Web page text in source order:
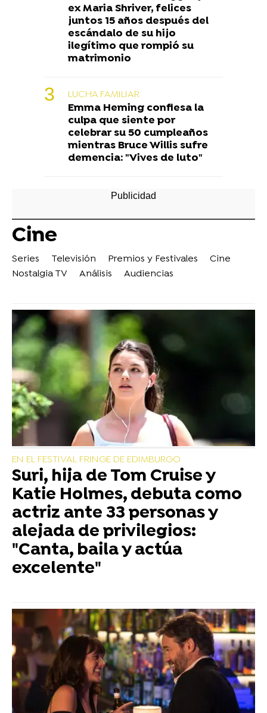
ex Maria Shriver, felices
juntos 15 años después del
escándalo de su hijo
ilegítimo que rompió su
matrimonio
LUCHA FAMILIAR
Emma Heming confiesa la
culpa que siente por
celebrar su 50 cumpleaños
mientras Bruce Willis sufre
demencia: "Vives de luto"
Cine
Series Televisión Premios y Festivales
Cine
Nostalgia TV
Análisis Audiencias
EN EL FESTIVAL FRINGE DE EDIMBURGO
Suri, hija de Tom Cruise y
Katie Holmes, debuta como
actriz ante 33 personas y
alejada de privilegios:
"Canta, baila y actúa
excelente"